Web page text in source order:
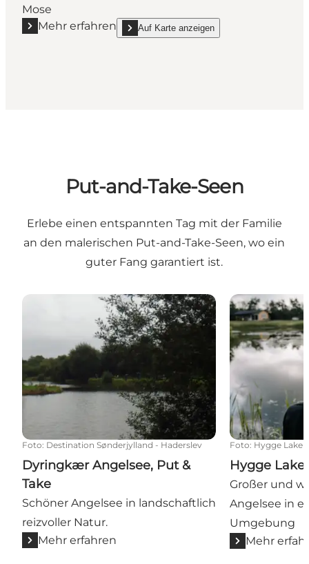
Mose
Mehr erfahren
Mehr erfahren "Fischerei in Sommersted Mose"
Auf Karte anzeigen
show Fischerei in Sommersted Mose on_map
Put-and-Take-Seen
Erlebe einen entspannten Tag mit der Familie
an den malerischen Put-and-Take-Seen, wo ein
guter Fang garantiert ist.
Dyringkær Angelsee, Put & Take
Foto: Destination Sønderjylland - Haderslev
Dyringkær Angelsee, Put &
Take
Schöner Angelsee in landschaftlich
reizvoller Natur.
Mehr erfahren
Hygge Lake
Foto: Hygge Lake
Hygge Lake
Großer und
Angelsee in
Umgebung
Mehr